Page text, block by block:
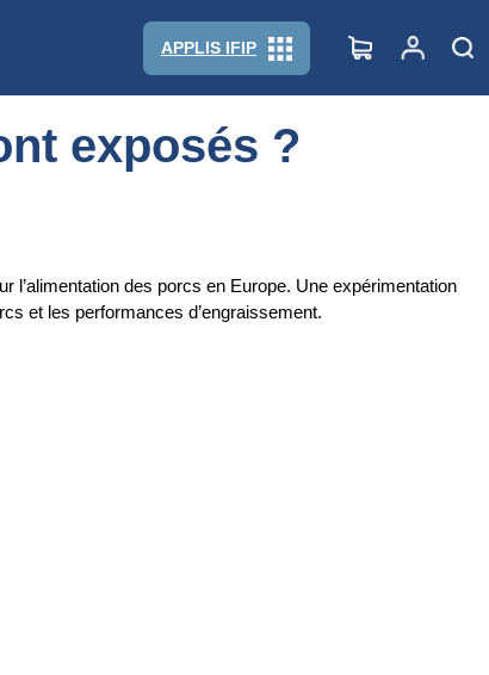
APPLIS IFIP
exposés ?
l’alimentation des porcs en Europe. Une expérimentation
et les performances d’engraissement.